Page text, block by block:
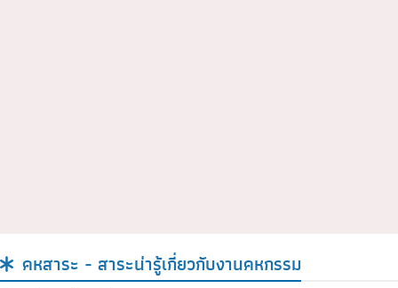
คหสาระ - สาระน่ารู้เกี่ยวกับงานคหกรรม